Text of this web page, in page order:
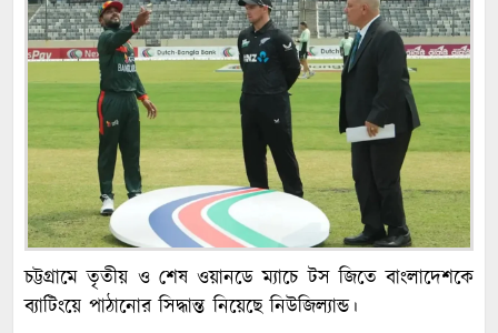
চট্টগ্রামে তৃতীয় ও শেষ ওয়ানডে ম্যাচে টস জিতে বাংলাদেশকে
ব্যাটিংয়ে পাঠানোর সিদ্ধান্ত নিয়েছে নিউজিল্যান্ড।